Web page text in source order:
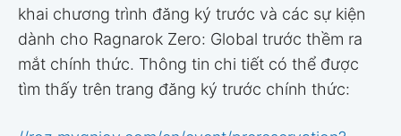
khai chương trình đăng ký trước và các sự kiện
dành cho Ragnarok Zero: Global trước thềm ra
mắt chính thức. Thông tin chi tiết có thể được
tìm thấy trên trang đăng ký trước chính thức: